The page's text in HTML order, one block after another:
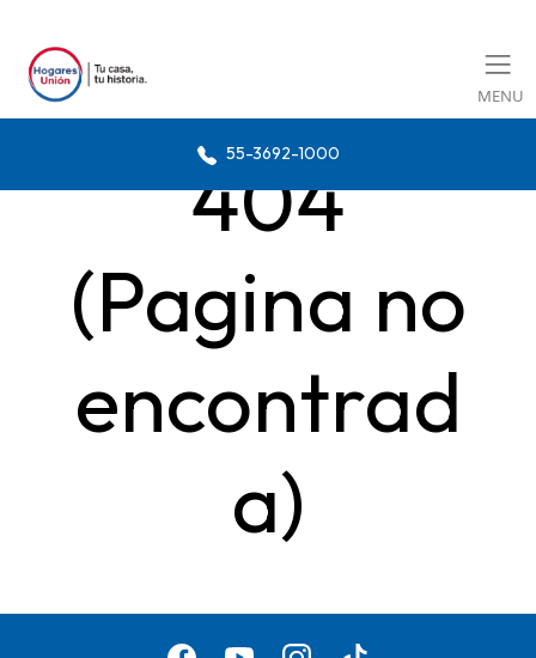
MENU
55-3692-1000
404
(Pagina no
encontrad
a)